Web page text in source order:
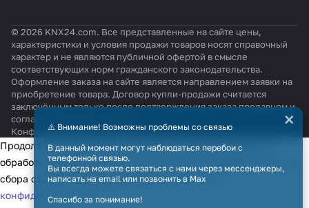
© 2026 KNX24.com. Все представленные на сайте цены,
характеристики и условия продажи товаров носят справочный
характер и не являются публичной офертой в смысле
соответствующих норм гражданского законодательства.
Оформление заказа на сайте является направлением заявки на
приобретение товара. Договор купли-продажи считается
заключённым только после подтверждения заказа продавцом и
согласования всех условий.
КонфиденциальностьОферта
⚠️ Внимание! Возможны проблемы со связью
В данный момент могут наблюдаться перебои с
телефонной связью.
Вы всегда можете связаться с нами через мессенджеры,
написать на email или позвонить в Max
Спасибо за понимание!
×
Продолжая использовать наш сайт, вы даёте согласие на
обработку файлов cookie в целях функционирования сайта и
сбора статистики в соответствии сполитикой
конфиденциальности